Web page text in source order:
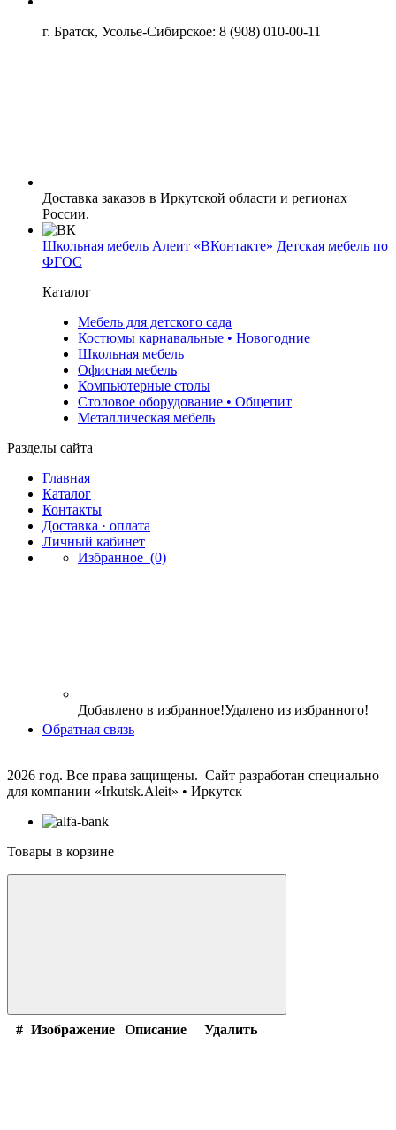
г. Братск, Усолье-Сибирское: 8 (908) 010-00-11
Доставка заказов в Иркутской области и регионах
России.
Школьная мебель Алеит «ВКонтакте» Детская мебель по
ФГОС
Каталог
Мебель для детского сада
Костюмы карнавальные • Новогодние
Школьная мебель
Офисная мебель
Компьютерные столы
Столовое оборудование • Общепит
Металлическая мебель
Разделы сайта
Главная
Каталог
Контакты
Доставка · оплата
Личный кабинет
Избранное (0)
Добавлено в избранное!Удалено из избранного!
Обратная связь
2026 год. Все права защищены. Сайт разработан специально
для компании «Irkutsk.Aleit» • Иркутск
Товары в корзине
# Изображение Описание Удалить